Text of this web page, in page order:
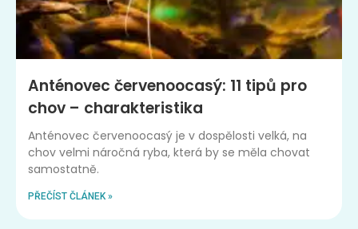
Anténovec červenoocasý: 11 tipů pro
chov – charakteristika
Anténovec červenoocasý je v dospělosti velká, na
chov velmi náročná ryba, která by se měla chovat
samostatně.
PŘEČÍST ČLÁNEK »